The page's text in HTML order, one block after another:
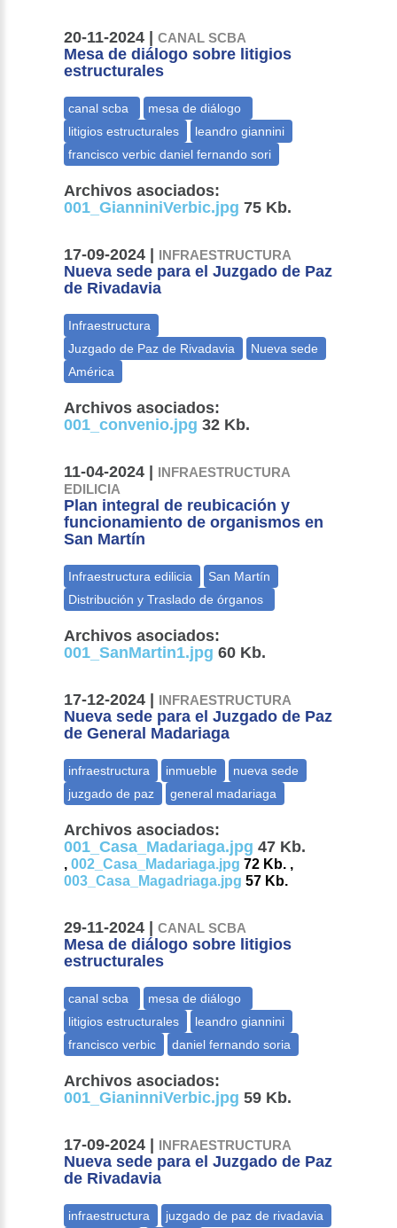
20-11-2024 |CANAL SCBA
Mesa de diálogo sobre litigios
estructurales
Archivos asociados:
001_GianniniVerbic.jpg 75 Kb.
17-09-2024 | INFRAESTRUCTURA
Nueva sede para el Juzgado de Paz
de Rivadavia
Archivos asociados:
001_convenio.jpg 32 Kb.
11-04-2024 |
INFRAESTRUCTURA
EDILICIA
Plan integral de reubicación y
funcionamiento de organismos en
San Martín
Archivos asociados:
001_SanMartin1.jpg 60 Kb.
17-12-2024 | INFRAESTRUCTURA
Nueva sede para el Juzgado de Paz
de General Madariaga
Archivos asociados:
001_Casa_Madariaga.jpg 47 Kb.
,002_Casa_Madariaga.jpg 72 Kb. ,
003_Casa_Magadriaga.jpg 57 Kb.
29-11-2024 |CANAL SCBA
Mesa de diálogo sobre litigios
estructurales
Archivos asociados:
001_GianinniVerbic.jpg 59 Kb.
17-09-2024 | INFRAESTRUCTURA
Nueva sede para el Juzgado de Paz
de Rivadavia